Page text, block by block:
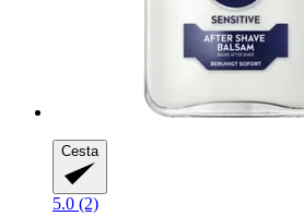
Cesta
5.0 (2)